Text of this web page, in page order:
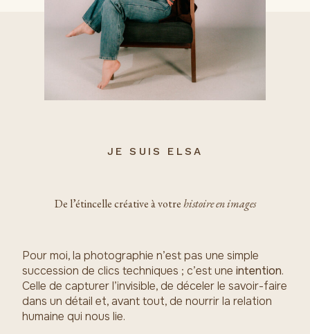
JE SUIS ELSA
De l’étincelle créative à votrehistoire en images
Pour moi, la photographie n’est pas une simple
succession de clics techniques ; c’est une intention.
Celle de capturer l’invisible, de déceler le savoir-faire
dans un détail et, avant tout, de nourrir la relation
humaine qui nous lie.